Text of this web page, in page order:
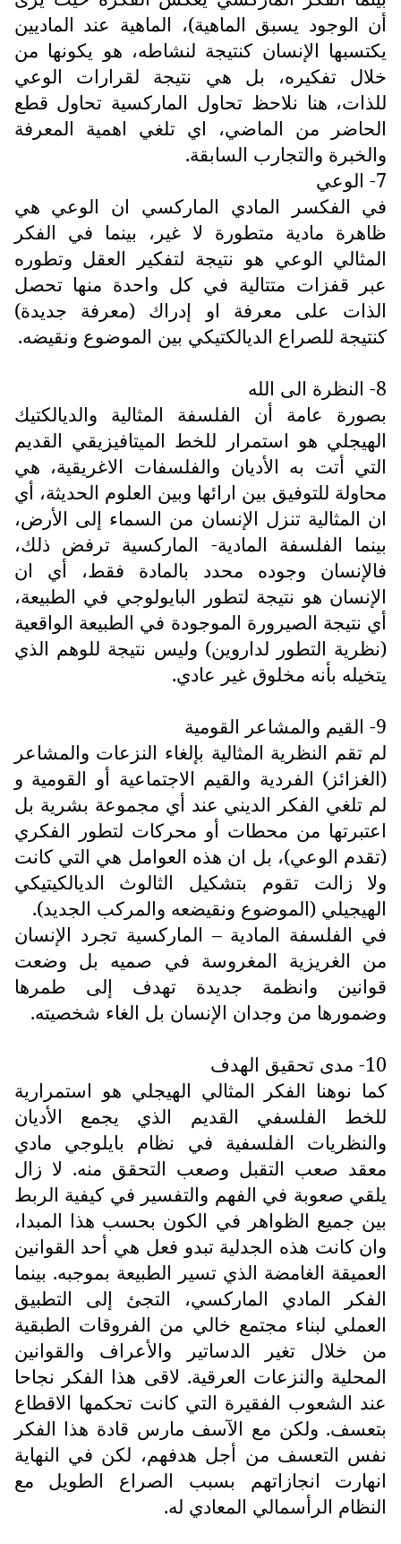
أن الوجود يسبق الماهية)، الماهية عند الماديين
يكتسبها الإنسان كنتيجة لنشاطه، هو يكونها من
خلال تفكيره، بل هي نتيجة لقرارات الوعي
للذات، هنا نلاحظ تحاول الماركسية تحاول قطع
الحاضر من الماضي، اي تلغي اهمية المعرفة
والخبرة والتجارب السابقة.
7- الوعي
في الفكسر المادي الماركسي ان الوعي هي
ظاهرة مادية متطورة لا غير، بينما في الفكر
المثالي الوعي هو نتيجة لتفكير العقل وتطوره
عبر قفزات متتالية في كل واحدة منها تحصل
الذات على معرفة او إدراك (معرفة جديدة)
كنتيجة للصراع الديالكتيكي بين الموضوع ونقيضه.
8- النظرة الى الله
بصورة عامة أن الفلسفة المثالية والديالكتيك
الهيجلي هو استمرار للخط الميتافيزيقي القديم
التي أتت به الأديان والفلسفات الاغريقية، هي
محاولة للتوفيق بين ارائها وبين العلوم الحديثة، أي
ان المثالية تنزل الإنسان من السماء إلى الأرض،
بينما الفلسفة المادية- الماركسية ترفض ذلك،
فالإنسان وجوده محدد بالمادة فقط، أي ان
الإنسان هو نتيجة لتطور البايولوجي في الطبيعة،
أي نتيجة الصيرورة الموجودة في الطبيعة الواقعية
(نظرية التطور لداروين) وليس نتيجة للوهم الذي
يتخيله بأنه مخلوق غير عادي.
9- القيم والمشاعر القومية
لم تقم النظرية المثالية بإلغاء النزعات والمشاعر
(الغزائز) الفردية والقيم الاجتماعية أو القومية و
لم تلغي الفكر الديني عند أي مجموعة بشرية بل
اعتبرتها من محطات أو محركات لتطور الفكري
(تقدم الوعي)، بل ان هذه العوامل هي التي كانت
ولا زالت تقوم بتشكيل الثالوث الديالكيتيكي
الهيجيلي (الموضوع ونقيضعه والمركب الجديد).
في الفلسفة المادية – الماركسية تجرد الإنسان
من الغريزية المغروسة في صميه بل وضعت
قوانين وانظمة جديدة تهدف إلى طمرها
وضمورها من وجدان الإنسان بل الغاء شخصيته.
10- مدى تحقيق الهدف
كما نوهنا الفكر المثالي الهيجلي هو استمرارية
للخط الفلسفي القديم الذي يجمع الأديان
والنظريات الفلسفية في نظام بايلوجي مادي
معقد صعب التقبل وصعب التحقق منه. لا زال
يلقي صعوبة في الفهم والتفسير في كيفية الربط
بين جميع الظواهر في الكون بحسب هذا المبدا،
وان كانت هذه الجدلية تبدو فعل هي أحد القوانين
العميقة الغامضة الذي تسير الطبيعة بموجبه. بينما
الفكر المادي الماركسي، التجئ إلى التطبيق
العملي لبناء مجتمع خالي من الفروقات الطبقية
من خلال تغير الدساتير والأعراف والقوانين
المحلية والنزعات العرقية. لاقى هذا الفكر نجاحا
عند الشعوب الفقيرة التي كانت تحكمها الاقطاع
بتعسف. ولكن مع الآسف مارس قادة هذا الفكر
نفس التعسف من أجل هدفهم، لكن في النهاية
انهارت انجازاتهم بسبب الصراع الطويل مع
النظام الرأسمالي المعادي له.